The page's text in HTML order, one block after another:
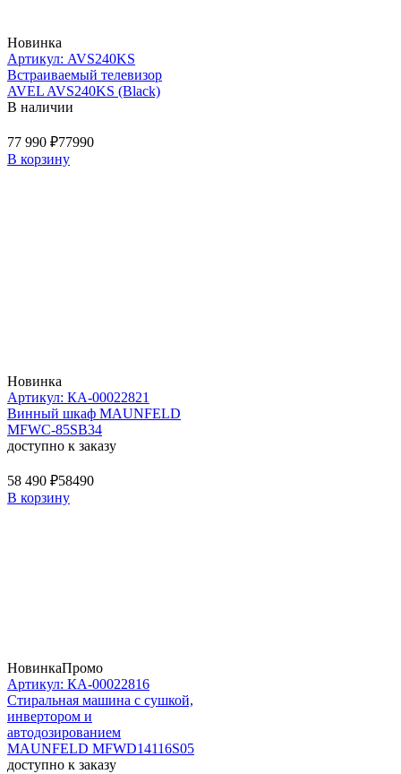
Новинка
Артикул: AVS240KS
Встраиваемый телевизор
AVEL AVS240KS (Black)
В наличии
77 990 ₽77990
В корзину
Новинка
Артикул: КА-00022821
Винный шкаф MAUNFELD
MFWC-85SB34
доступно к заказу
58 490 ₽58490
В корзину
НовинкаПромо
Артикул: КА-00022816
Стиральная машина c сушкой,
инвертором и
автодозированием
MAUNFELD MFWD14116S05
доступно к заказу